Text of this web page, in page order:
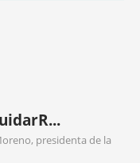
presidenta de la